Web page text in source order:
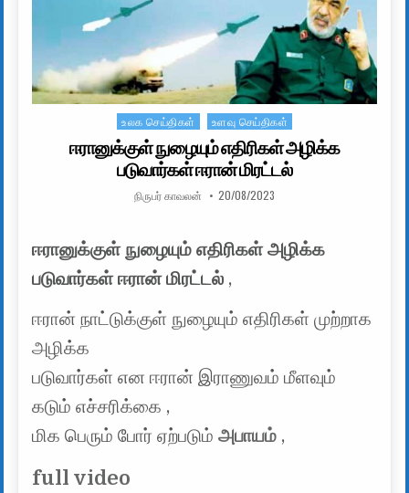
Posted in
உலக செய்திகள் உளவு செய்திகள்
ஈரானுக்குள் நுழையும் எதிரிகள் அழிக்க
படுவார்கள் ஈரான் மிரட்டல்
AUTHOR:
நிருபர் காவலன் PUBLISHED DATE:
20/08/2023
ஈரானுக்குள் நுழையும் எதிரிகள் அழிக்க
படுவார்கள் ஈரான் மிரட்டல் ,
ஈரான் நாட்டுக்குள் நுழையும் எதிரிகள் முற்றாக
அழிக்க
படுவார்கள் என ஈரான் இராணுவம் மீளவும்
கடும் எச்சரிக்கை ,
மிக பெரும் போர் ஏற்படும்அபாயம் ,
full video